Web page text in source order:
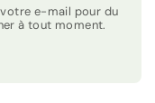
e-mail pour du
à tout moment.